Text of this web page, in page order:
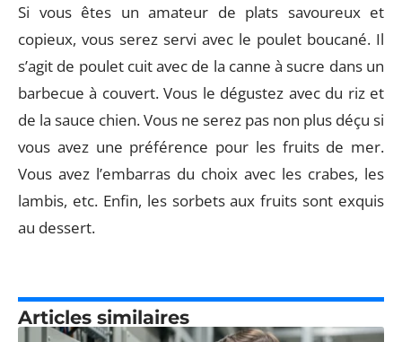
Si vous êtes un amateur de plats savoureux et
copieux, vous serez servi avec le poulet boucané. Il
s’agit de poulet cuit avec de la canne à sucre dans un
barbecue à couvert. Vous le dégustez avec du riz et
de la sauce chien. Vous ne serez pas non plus déçu si
vous avez une préférence pour les fruits de mer.
Vous avez l’embarras du choix avec les crabes, les
lambis, etc. Enfin, les sorbets aux fruits sont exquis
au dessert.
Articles similaires